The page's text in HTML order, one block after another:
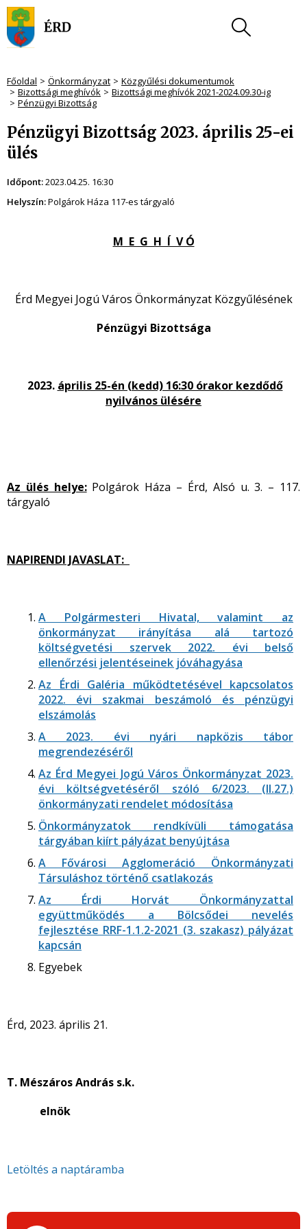
Főoldal Önkormányzat
Közgyűlési dokumentumok
Bizottsági meghívók
Bizottsági meghívók 2021-2024.09.30-ig
Pénzügyi Bizottság
Pénzügyi Bizottság 2023. április 25-ei
ülés
Időpont:2023.04.25. 16:30
Helyszín:Polgárok Háza 117-es tárgyaló
M E G H Í V Ó
Érd Megyei Jogú Város Önkormányzat Közgyűlésének
Pénzügyi Bizottsága
2023. április 25-én (kedd) 16:30 órakor kezdődő
nyilvános ülésére
Az ülés helye:Polgárok Háza – Érd, Alsó u. 3. – 117.
tárgyaló
NAPIRENDI JAVASLAT:
A Polgármesteri Hivatal, valamint az
önkormányzat irányítása alá tartozó
költségvetési szervek 2022. évi belső
ellenőrzési jelentéseinek jóváhagyása
Az Érdi Galéria működtetésével kapcsolatos
2022. évi szakmai beszámoló és pénzügyi
elszámolás
A 2023. évi nyári napközis tábor
megrendezéséről
Az Érd Megyei Jogú Város Önkormányzat 2023.
évi költségvetéséről szóló 6/2023. (II.27.)
önkormányzati rendelet módosítása
Önkormányzatok rendkívüli támogatása
tárgyában kiírt pályázat benyújtása
A Fővárosi Agglomeráció Önkormányzati
Társuláshoz történő csatlakozás
Az Érdi Horvát Önkormányzattal
együttműködés a Bölcsődei nevelés
fejlesztése RRF-1.1.2-2021 (3. szakasz) pályázat
kapcsán
Egyebek
Érd, 2023. április 21.
T. Mészáros András s.k.
elnök
Letöltés a naptáramba